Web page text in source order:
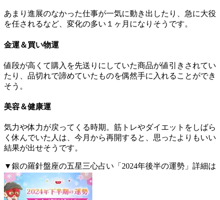
あまり進展のなかった仕事が一気に動き出したり、急に大役
を任されるなど、変化の多い１ヶ月になりそうです。
金運＆買い物運
値段が高くて購入を先送りにしていた商品が値引きされてい
たり、品切れで諦めていたものを偶然手に入れることができ
そう。
美容＆健康運
気力や体力が戻ってくる時期。筋トレやダイエットをしばら
く休んでいた人は、今月から再開すると、思ったよりもいい
結果が出せそうです。
▼銀の羅針盤座の五星三心占い「2024年後半の運勢」詳細は
こちら。